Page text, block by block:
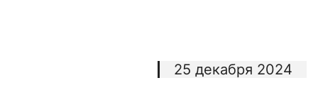
25 декабря 2024